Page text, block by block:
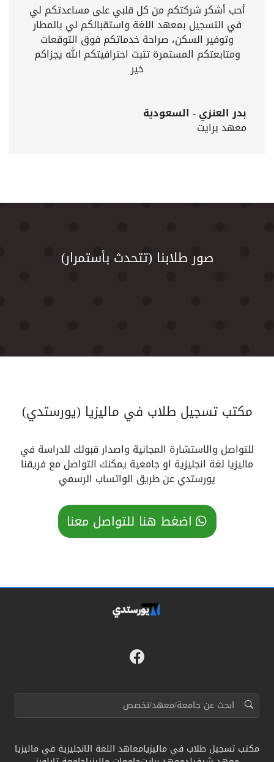
أحب أشكر شركتكم من كل قلبي على مساعدتكم لي
في التسجيل بمعهد اللغة واستقبالكم لي بالمطار
وتوفير السكن، صراحة خدماتكم فوق التوقعات
ومتابعتكم المستمرة تثبت احترافيتكم الله يجزاكم
خير
بدر العنزي - السعودية
معهد برايت
صور طلابنا (تتحدث بأستمرار)
مكتب تسجيل طلاب في ماليزيا (يورستدي)
للتواصل والاستشارة المجانية واصدار قبولك للدراسة في
ماليزيا لغة انجليزية او جامعية يمكنك التواصل مع فريقنا
يورستدي عن طريق الواتساب الرسمي
اضغط هنا للتواصل معنا
مواقع التواصل
فيسبوك
البحث عن:
مكتب تسجيل طلاب في ماليزيامعاهد اللغة الانجليزية في ماليزيا